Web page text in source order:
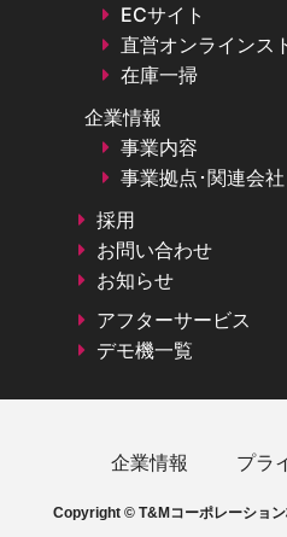
ECサイト
直営オンラインス
在庫一掃
企業情報
事業内容
事業拠点･関連会社
採用
お問い合わせ
お知らせ
アフターサービス
デモ機一覧
企業情報 プラ
Copyright © T&Mコーポレーショ